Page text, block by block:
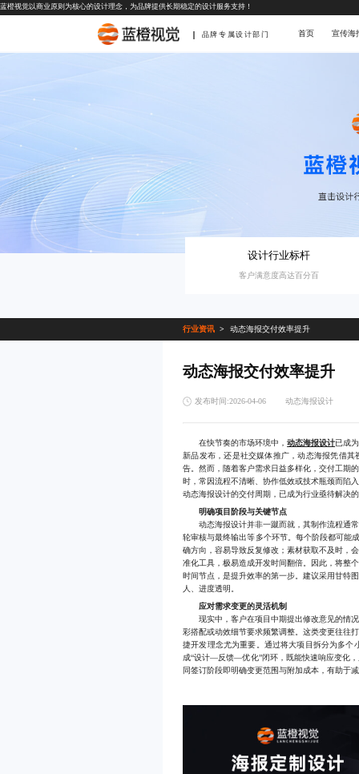
蓝橙视觉以商业原则为核心的设计理念，为品牌提供长期稳定的设计服务支持！
品牌专属设计部门 首页 宣传海
设计行业标杆
客户满意度高达百分百
行业资讯 动态海报交付效率提升
动态海报交付效率提升
发布时间:2026-04-06 动态海报设计
在快节奏的市场环境中，动态海报设计已成
新品发布，还是社交媒体推广，动态海报凭借
告。然而，随着客户需求日益多样化，交付工期
时，常因流程不清晰、协作低效或技术瓶颈而陷
动态海报设计的交付周期，已成为行业亟待解决
明确项目阶段与关键节点
动态海报设计并非一蹴而就，其制作流程通常
轮审核与最终输出等多个环节。每个阶段都可能
确方向，容易导致反复修改；素材获取不及时，
准化工具，极易造成开发时间翻倍。因此，将整
时间节点，是提升效率的第一步。建议采用甘特
人、进度透明。
应对需求变更的灵活机制
现实中，客户在项目中期提出修改意见的情况
彩搭配或动效细节要求频繁调整。这类变更往往
捷开发理念尤为重要。通过将大项目拆分为多个
成“设计—反馈—优化”闭环，既能快速响应变化
同签订阶段即明确变更范围与附加成本，有助于